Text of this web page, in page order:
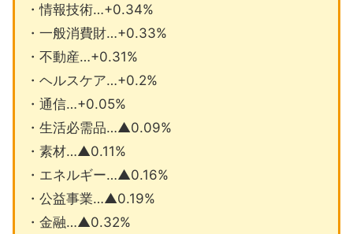
・情報技術…+0.34%
・一般消費財…+0.33%
・不動産…+0.31%
・ヘルスケア…+0.2%
・通信…+0.05%
・生活必需品…▲0.09%
・素材…▲0.11%
・エネルギー…▲0.16%
・公益事業…▲0.19%
・金融…▲0.32%